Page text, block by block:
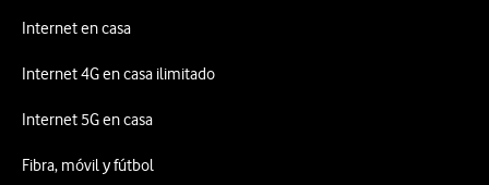
Internet en casa
Internet 4G en casa ilimitado
Internet 5G en casa
Fibra, móvil y fútbol